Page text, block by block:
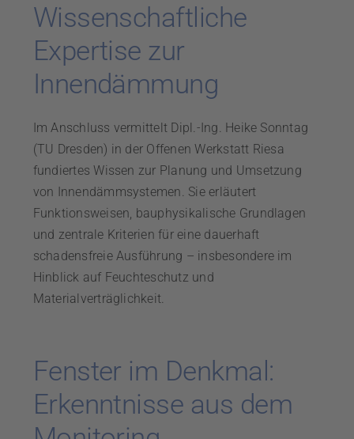
Wissenschaftliche
Expertise zur
Innendämmung
Im Anschluss vermittelt Dipl.-Ing. Heike Sonntag
(TU Dresden) in der Offenen Werkstatt Riesa
fundiertes Wissen zur Planung und Umsetzung
von Innendämmsystemen. Sie erläutert
Funktionsweisen, bauphysikalische Grundlagen
und zentrale Kriterien für eine dauerhaft
schadensfreie Ausführung – insbesondere im
Hinblick auf Feuchteschutz und
Materialverträglichkeit.
Fenster im Denkmal:
Erkenntnisse aus dem